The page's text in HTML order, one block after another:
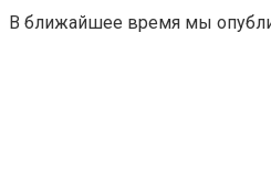
В ближайшее время мы